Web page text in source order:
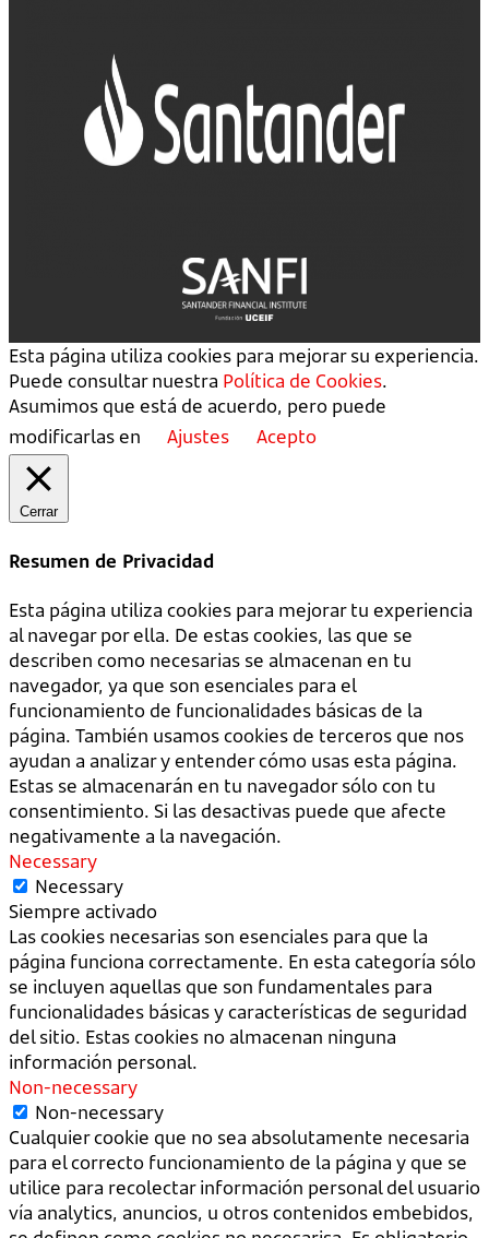
Esta página utiliza cookies para mejorar su experiencia.
Puede consultar nuestra Política de Cookies.
Asumimos que está de acuerdo, pero puede
modificarlas en
Ajustes Acepto
Cerrar
Resumen de Privacidad
Esta página utiliza cookies para mejorar tu experiencia
al navegar por ella. De estas cookies, las que se
describen como necesarias se almacenan en tu
navegador, ya que son esenciales para el
funcionamiento de funcionalidades básicas de la
página. También usamos cookies de terceros que nos
ayudan a analizar y entender cómo usas esta página.
Estas se almacenarán en tu navegador sólo con tu
consentimiento. Si las desactivas puede que afecte
negativamente a la navegación.
Necessary
Necessary
Siempre activado
Las cookies necesarias son esenciales para que la
página funciona correctamente. En esta categoría sólo
se incluyen aquellas que son fundamentales para
funcionalidades básicas y características de seguridad
del sitio. Estas cookies no almacenan ninguna
información personal.
Non-necessary
Non-necessary
Cualquier cookie que no sea absolutamente necesaria
para el correcto funcionamiento de la página y que se
utilice para recolectar información personal del usuario
vía analytics, anuncios, u otros contenidos embebidos,